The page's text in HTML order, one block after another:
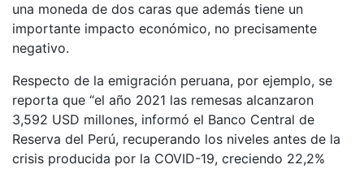
una moneda de dos caras que además tiene un
importante impacto económico, no precisamente
negativo.
Respecto de la emigración peruana, por ejemplo, se
reporta que “el año 2021 las remesas alcanzaron
3,592 USD millones, informó el Banco Central de
Reserva del Perú, recuperando los niveles antes de la
crisis producida por la COVID-19, creciendo 22,2%